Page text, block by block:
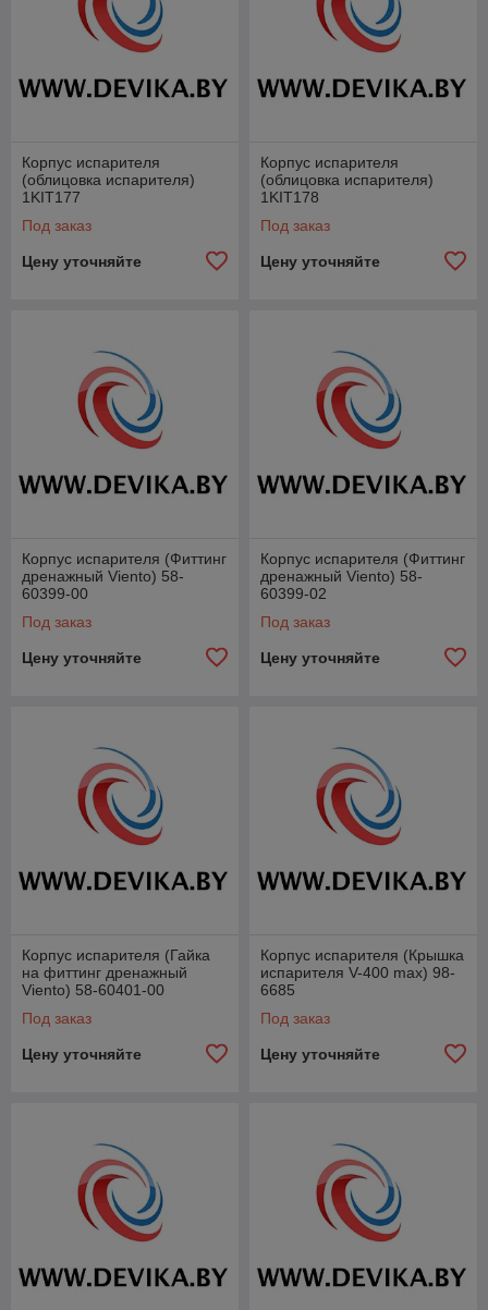
Корпус испарителя
(облицовка испарителя)
1KIT177
Под заказ
Цену уточняйте
Корпус испарителя
(облицовка испарителя)
1KIT178
Под заказ
Цену уточняйте
Корпус испарителя (Фиттинг
дренажный Viento) 58-
60399-00
Под заказ
Цену уточняйте
Корпус испарителя (Фиттинг
дренажный Viento) 58-
60399-02
Под заказ
Цену уточняйте
Корпус испарителя (Гайка
на фиттинг дренажный
Viento) 58-60401-00
Под заказ
Цену уточняйте
Корпус испарителя (Крышка
испарителя V-400 max) 98-
6685
Под заказ
Цену уточняйте